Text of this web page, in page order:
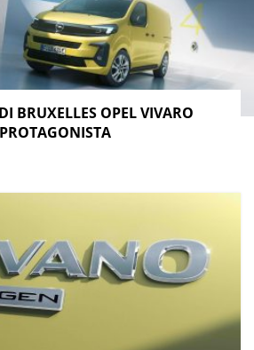
BRUXELLES OPEL VIVARO
PROTAGONISTA